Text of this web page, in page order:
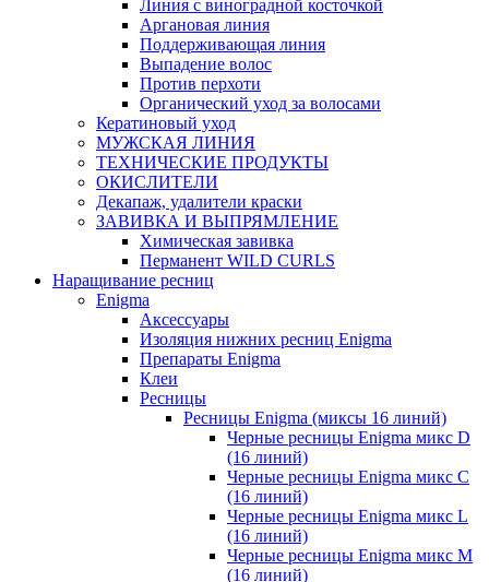
Линия c виноградной косточкой
Аргановая линия
Поддерживающая линия
Выпадение волос
Против перхоти
Органический уход за волосами
Кератиновый уход
МУЖСКАЯ ЛИНИЯ
ТЕХНИЧЕСКИЕ ПРОДУКТЫ
ОКИСЛИТЕЛИ
Декапаж, удалители краски
ЗАВИВКА И ВЫПРЯМЛЕНИЕ
Химическая завивка
Перманент WILD CURLS
Наращивание ресниц
Enigma
Аксессуары
Изоляция нижних ресниц Enigma
Препараты Enigma
Клеи
Ресницы
Ресницы Enigma (миксы 16 линий)
Черные ресницы Enigma микс D
(16 линий)
Черные ресницы Enigma микс C
(16 линий)
Черные ресницы Enigma микс L
(16 линий)
Черные ресницы Enigma микс M
(16 линий)